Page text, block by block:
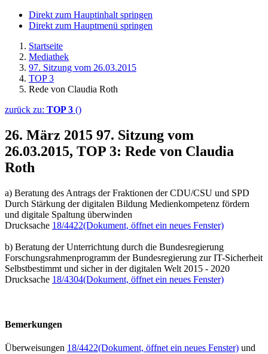
Direkt zum Hauptinhalt springen
Direkt zum Hauptmenü springen
Startseite
Mediathek
97. Sitzung vom 26.03.2015
TOP 3
Rede von Claudia Roth
zurück zu: TOP 3 ()
26. März 2015 97. Sitzung vom
26.03.2015, TOP 3: Rede von Claudia
Roth
a) Beratung des Antrags der Fraktionen der CDU/CSU und SPD
Durch Stärkung der digitalen Bildung Medienkompetenz fördern
und digitale Spaltung überwinden
Drucksache 18/4422(Dokument, öffnet ein neues Fenster)
b) Beratung der Unterrichtung durch die Bundesregierung
Forschungsrahmenprogramm der Bundesregierung zur IT-Sicherheit
Selbstbestimmt und sicher in der digitalen Welt 2015 - 2020
Drucksache 18/4304(Dokument, öffnet ein neues Fenster)
Bemerkungen
Überweisungen 18/4422(Dokument, öffnet ein neues Fenster) und